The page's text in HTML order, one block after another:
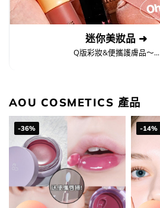
迷你美妝品 ➜
Q版彩妝&便攜護膚品～...
AOU COSMETICS 產品
-36% -14%